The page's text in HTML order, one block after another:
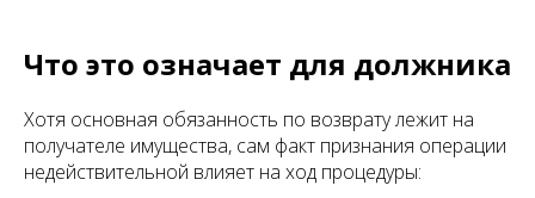
Что это означает для должника
Хотя основная обязанность по возврату лежит на
получателе имущества, сам факт признания операции
недействительной влияет на ход процедуры: